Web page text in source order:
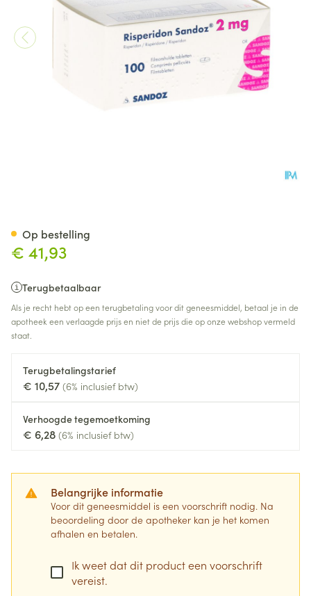
€ 41,93
Terugbetaalbaar
Als je recht hebt op een terugbetaling voor dit geneesmiddel, betaal je in de
apotheek een verlaagde prijs en niet de prijs die op onze webshop vermeld
staat.
Terugbetalingstarief
€ 10,57 (6% inclusief btw)
Verhoogde tegemoetkoming
€ 6,28 (6% inclusief btw)
Belangrijke informatie
Voor dit geneesmiddel is een voorschrift nodig. Na
beoordeling door de apotheker kan je het komen
afhalen en betalen.
Ik weet dat dit product een voorschrift
vereist.
Op bestelling